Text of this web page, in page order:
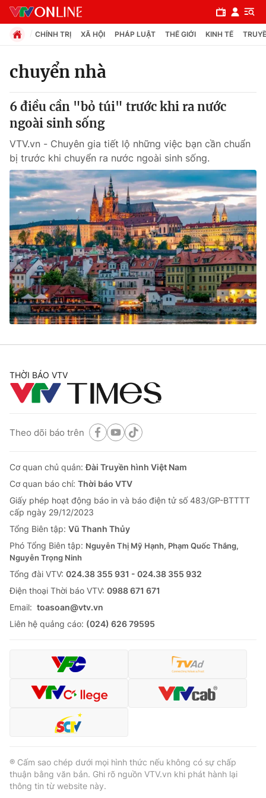
Chuyên mục
Chính trị
Xã hội
Pháp luật
Y tế
Thế giới
Tin tức
Thế giới đó đây
Kinh tế
Tài chính
Dữ liệu và đời sống
Phim VTV
Nhân vật
Giải sao mai
Giải trí
Sao
Đời sống
Chất lượng cuộc sống
Giáo dục
Tuyển sinh
Học trực tuyến
Công nghệ
Hitech Công nghệ tương lai
Sản phẩm
Thị trường
Tư vấn
Giao lưu trực tuyến
Lịch phát sóng
Chuyên mục khác
Emagazine
Infographic
Video Shorts video
VTV Money
VTV Sức khoẻ Bất động sản
CHÍNH TRỊ XÃ HỘI PHÁP LUẬT THẾ GIỚI KINH TẾ
chuyển nhà
6 điều cần "bỏ túi" trước khi ra nước
ngoài sinh sống
VTV.vn - Chuyên gia tiết lộ những việc bạn cần chuẩn
bị trước khi chuyển ra nước ngoài sinh sống.
THỜI BÁO VTV
Theo dõi báo trên
Cơ quan chủ quản:Đài Truyền hình Việt Nam
Cơ quan báo chí: Thời báo VTV
Giấy phép hoạt động báo in và báo điện tử số 483/GP-BTTTT
cấp ngày 29/12/2023
Tổng Biên tập: Vũ Thanh Thủy
Phó Tổng Biên tập: Nguyễn Thị Mỹ Hạnh, Phạm Quốc Thắng,
Nguyễn Trọng Ninh
Tổng đài VTV: 024.38 355 931 - 024.38 355 932
Ðiện thoại Thời báo VTV: 0988 671 671
Email: toasoan@vtv.vn
Liên hệ quảng cáo: (024) 626 79595
® Cấm sao chép dưới mọi hình thức nếu không có sự chấp
thuận bằng văn bản. Ghi rõ nguồn VTV.vn khi phát hành lại
thông tin từ website này.